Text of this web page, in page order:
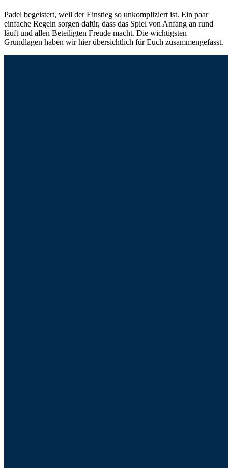
Padel begeistert, weil der Einstieg so unkompliziert ist. Ein paar
einfache Regeln sorgen dafür, dass das Spiel von Anfang an rund
läuft und allen Beteiligten Freude macht. Die wichtigsten
Grundlagen haben wir hier übersichtlich für Euch zusammengefasst.